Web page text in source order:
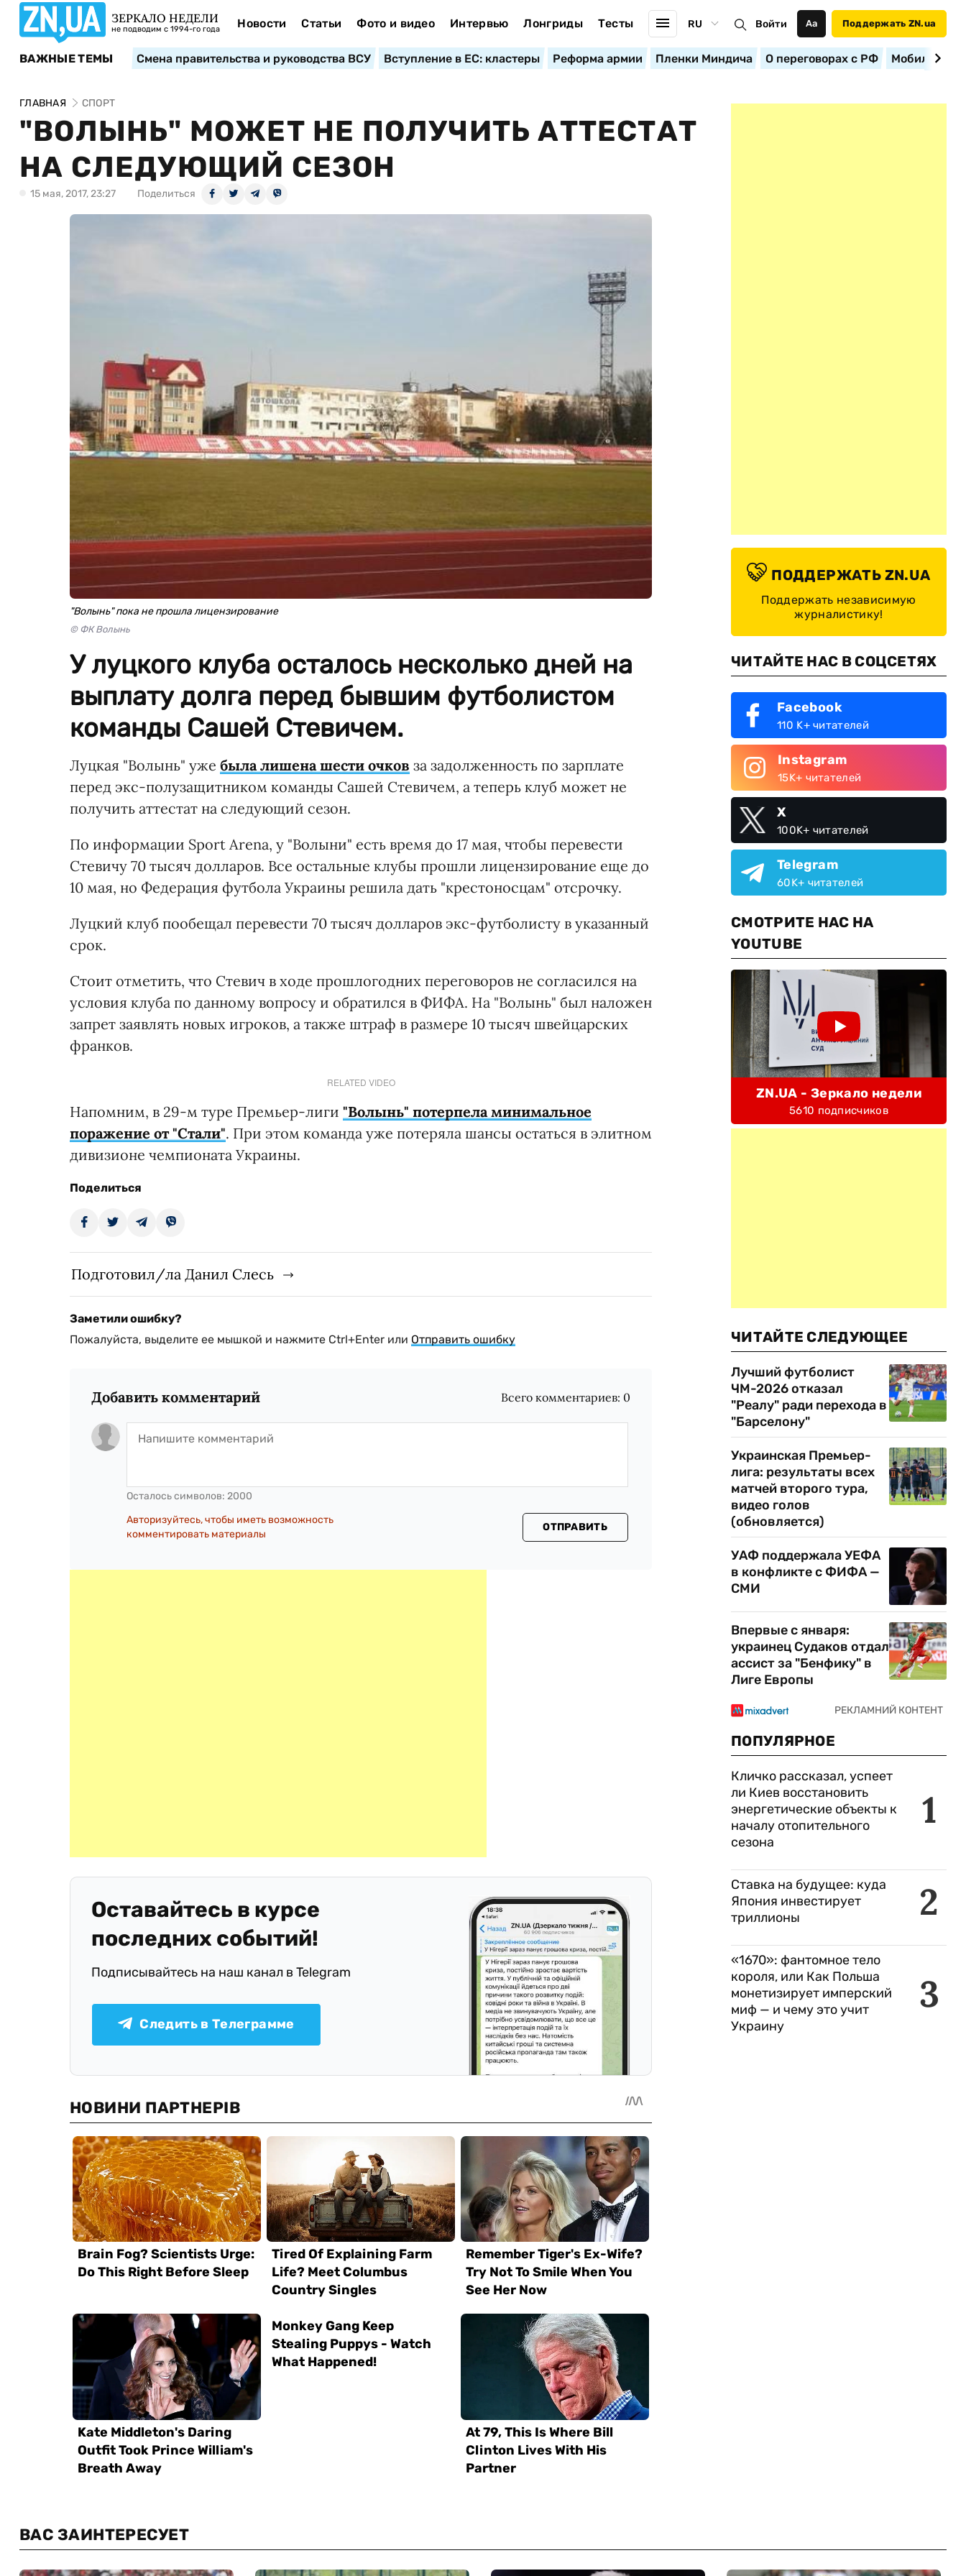
ЗЕРКАЛО НЕДЕЛИ
не подводим с 1994-го года Новости Статьи Фото и видео Интервью Лонгриды Тесты RU Войти Аа Поддержать ZN.ua
ВАЖНЫЕ ТЕМЫ Смена правительства и руководства ВСУ Вступление в ЕС: кластеры Реформа армии Пленки Миндича О переговорах с РФ
ГЛАВНАЯ СПОРТ
"ВОЛЫНЬ" МОЖЕТ НЕ ПОЛУЧИТЬ АТТЕСТАТ
НА СЛЕДУЮЩИЙ СЕЗОН
15 мая, 2017, 23:27 Поделиться
"Волынь" пока не прошла лицензирование
© ФК Волынь
У луцкого клуба осталось несколько дней на
выплату долга перед бывшим футболистом
команды Сашей Стевичем.
Луцкая "Волынь" уже была лишена шести очков за задолженность по зарплате
перед экс-полузащитником команды Сашей Стевичем, а теперь клуб может не
получить аттестат на следующий сезон.
По информации Sport Arena, у "Волыни" есть время до 17 мая, чтобы перевести
Стевичу 70 тысяч долларов. Все остальные клубы прошли лицензирование еще до
10 мая, но Федерация футбола Украины решила дать "крестоносцам" отсрочку.
Луцкий клуб пообещал перевести 70 тысяч долларов экс-футболисту в указанный
срок.
Стоит отметить, что Стевич в ходе прошлогодних переговоров не согласился на
условия клуба по данному вопросу и обратился в ФИФА. На "Волынь" был наложен
запрет заявлять новых игроков, а также штраф в размере 10 тысяч швейцарских
франков.
RELATED VIDEO
Напомним, в 29-м туре Премьер-лиги "Волынь" потерпела минимальное
поражение от "Стали". При этом команда уже потеряла шансы остаться в элитном
дивизионе чемпионата Украины.
Поделиться
Подготовил/ла Данил Слесь
Заметили ошибку?
Пожалуйста, выделите ее мышкой и нажмите Ctrl+Enter или Отправить ошибку
Добавить комментарий Всего комментариев: 0
Осталось символов: 2000
Авторизуйтесь, чтобы иметь возможность
комментировать материалы
ОТПРАВИТЬ
Оставайтесь в курсе
последних событий!
Подписывайтесь на наш канал в Telegram
Следить в Телеграмме
ПОДДЕРЖАТЬ ZN.UA
Поддержать независимую
журналистику!
ЧИТАЙТЕ НАС В СОЦСЕТЯХ
Facebook
110 K+ читателей
Instagram
15K+ читателей
X
100K+ читателей
Telegram
60K+ читателей
СМОТРИТЕ НАС НА
YOUTUBE
ZN.UA - Зеркало недели
5610 подписчиков
ЧИТАЙТЕ СЛЕДУЮЩЕЕ
Лучший футболист
ЧМ-2026 отказал
"Реалу" ради перехода в
"Барселону"
Украинская Премьер-
лига: результаты всех
матчей второго тура,
видео голов
(обновляется)
УАФ поддержала УЕФА
в конфликте с ФИФА —
СМИ
Впервые с января:
украинец Судаков отдал
ассист за "Бенфику" в
Лиге Европы
ПОПУЛЯРНОЕ
1
Кличко рассказал, успеет
ли Киев восстановить
энергетические объекты к
началу отопительного
сезона
2
Ставка на будущее: куда
Япония инвестирует
триллионы
3
«1670»: фантомное тело
короля, или Как Польша
монетизирует имперский
миф — и чему это учит
Украину
ВАС ЗАИНТЕРЕСУЕТ